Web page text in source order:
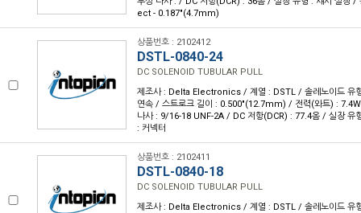
ect - 0.187"(4.7mm)
상품번호 : 2102412
DSTL-0840-24
DC SOLENOID TUBULAR PULL
제조사 : Delta Electronics / 계열 : DSTL / 솔레노이드 유
연속 / 스트로크 길이 : 0.500"(12.7mm) / 전력(와트) :
나사 : 9/16-18 UNF-2A / DC 저항(DCR) : 77.4옴 / 실장 유
: 커넥터
상품번호 : 2102411
DSTL-0840-18
DC SOLENOID TUBULAR PULL
제조사 : Delta Electronics / 계열 : DSTL / 솔레노이드 유